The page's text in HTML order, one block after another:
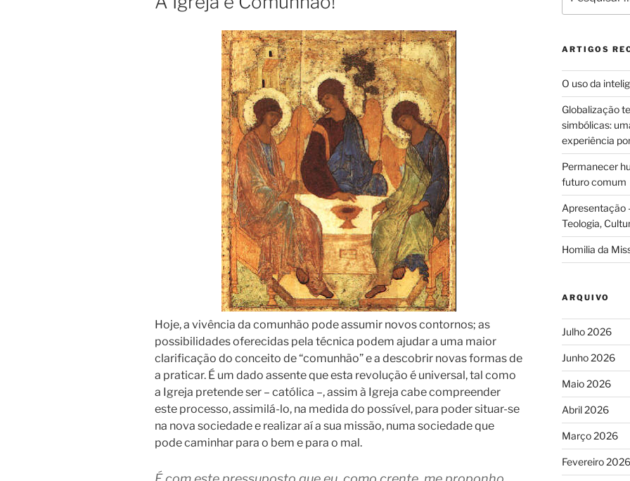
Hoje, a vivência da comunhão pode assumir novos contornos; as
possibilidades oferecidas pela técnica podem ajudar a uma maior
clarificação do conceito de “comunhão” e a descobrir novas formas de
a praticar. É um dado assente que esta revolução é universal, tal como
a Igreja pretende ser – católica –, assim à Igreja cabe compreender
este processo, assimilá-lo, na medida do possível, para poder situar-se
na nova sociedade e realizar aí a sua missão, numa sociedade que
pode caminhar para o bem e para o mal.
por:
ARTIGOS
O uso da
Globalização
simbólicas:
experiência
Permanecer
futuro comum
Apresentação
Teologia,
Homilia da
ARQUIVO
Julho 2026
Junho 2026
Maio 2026
Abril 2026
Março 2026
Fevereiro 2026